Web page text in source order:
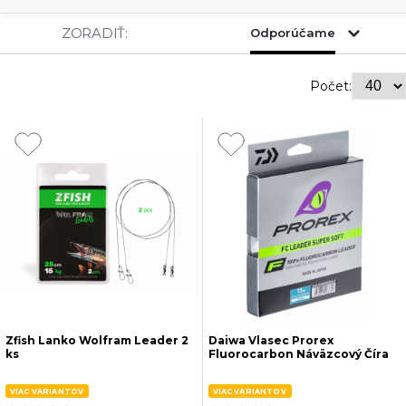
ZORADIŤ: Odporúčame
Počet:
Zfish Lanko Wolfram Leader 2
ks
VIAC VARIANTOV
Daiwa Vlasec Prorex
Fluorocarbon Náväzcový Číra
VIAC VARIANTOV